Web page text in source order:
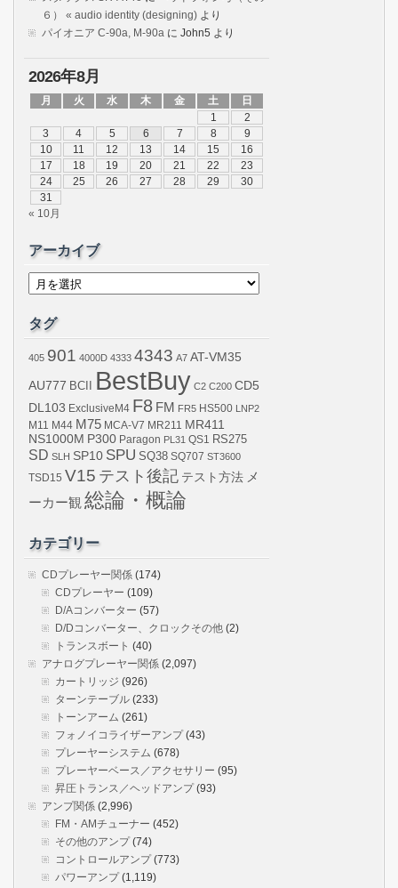
６） « audio identity (designing) より
パイオニア C-90a, M-90a に John5 より
2026年8月
月 火 水 木 金 土
日
1
2
3
4 5 6 7 8
9
10
11 12 13 14 15
16
17
18 19 20 21 22
23
24
25 26 27 28 29
30
31
« 10月
アーカイブ
ア
イ
ブ
タグ
405 901 4000D 4333 4343 A7 AT-VM35
AU777 BCII BestBuy C2 C200 CD5
DL103 ExclusiveM4 F8 FM FR5 HS500 LNP2
M11
M44 M75 MCA-V7 MR211 MR411
NS1000M P300 Paragon PL31 QS1 RS275
SD SLH SP10 SPU SQ38 SQ707 ST3600
TSD15 V15 テスト後記 テスト方法 メ
ーカー観 総論・概論
カテゴリー
CDプレーヤー関係 (174)
CDプレーヤー (109)
D/Aコンバーター (57)
D/Dコンバーター、クロックその他 (2)
トランスボート (40)
アナログプレーヤー関係 (2,097)
カートリッジ (926)
ターンテーブル (233)
トーンアーム (261)
フォノイコライザーアンプ(43)
プレーヤーシステム (678)
プレーヤーベース／アクセサリー (95)
昇圧トランス／ヘッドアンプ(93)
アンプ関係 (2,996)
FM・AMチューナー (452)
その他のアンプ(74)
コントロールアンプ(773)
パワーアンプ(1,119)